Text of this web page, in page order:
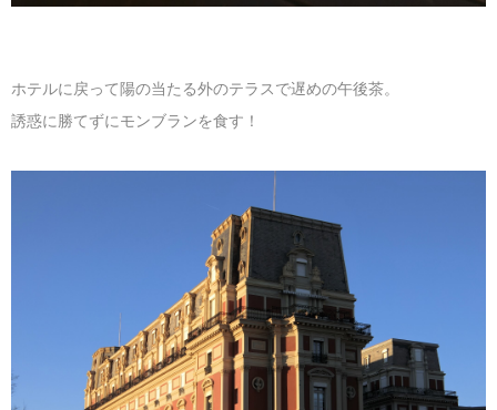
ホテルに戻って陽の当たる外のテラスで遅めの午後茶。
誘惑に勝てずにモンブランを食す！